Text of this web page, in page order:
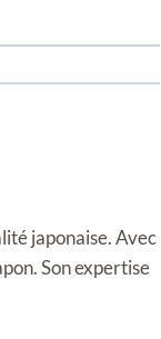
japonaise. Avec
Son expertise